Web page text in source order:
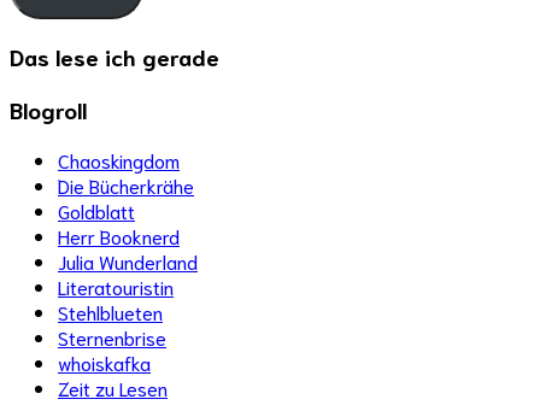
Das lese ich gerade
Blogroll
Chaoskingdom
Die Bücherkrähe
Goldblatt
Herr Booknerd
Julia Wunderland
Literatouristin
Stehlblueten
Sternenbrise
whoiskafka
Zeit zu Lesen